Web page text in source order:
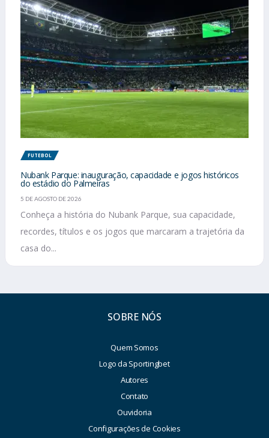
FUTEBOL
Nubank Parque: inauguração, capacidade e jogos históricos
do estádio do Palmeiras
5 DE AGOSTO DE 2026
Conheça a história do Nubank Parque, sua capacidade,
recordes, títulos e os jogos que marcaram a trajetória da
casa do...
SOBRE NÓS
Quem Somos
Logo da Sportingbet
Autores
Contato
Ouvidoria
Configurações de Cookies